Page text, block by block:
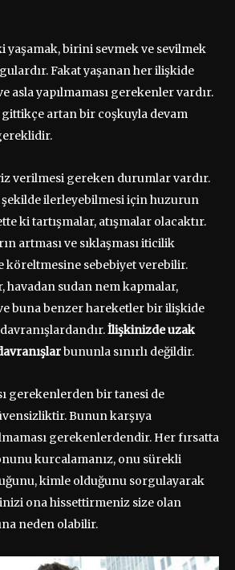
yaşamak, birini sevmek ve sevilmek
Fakat yaşanan her ilişkide
asla yapılmaması gerekenler vardır.
artan bir coşkuyla devam
verilmesi gereken durumlar vardır.
şekilde ilerleyebilmesi için huzurun
ki tartışmalar, atışmalar olacaktır.
artması ve sıklaşması iticilik
köreltmesine sebebiyet verebilir.
havadan sudan nem kapmalar,
buna benzer hareketler bir ilişkide
İlişkinizde uzak
bununla sınırlı değildir.
gerekenlerden bir tanesi de
Bunun karşıya
gerekenlerdendir. Her fırsatta
kurcalamanız, onu sürekli
kimle olduğunu sorgulayarak
ona hissettirmeniz size olan
neden olabilir.